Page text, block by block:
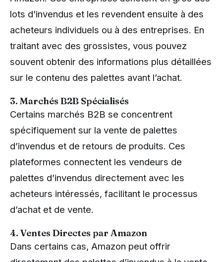
lots d’invendus et les revendent ensuite à des
acheteurs individuels ou à des entreprises. En
traitant avec des grossistes, vous pouvez
souvent obtenir des informations plus détaillées
sur le contenu des palettes avant l’achat.
3. Marchés B2B Spécialisés
Certains marchés B2B se concentrent
spécifiquement sur la vente de palettes
d’invendus et de retours de produits. Ces
plateformes connectent les vendeurs de
palettes d’invendus directement avec les
acheteurs intéressés, facilitant le processus
d’achat et de vente.
4. Ventes Directes par Amazon
Dans certains cas, Amazon peut offrir